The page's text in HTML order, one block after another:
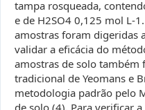
tampa rosqueada,
e de H2SO4 0,125 mol L-
amostras foram digeridas
validar a eficácia do
amostras de solo também
tradicional de Yeomans e
metodologia padrão pelo
de solo (4). Para verificar